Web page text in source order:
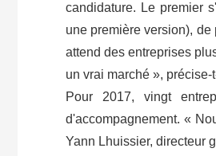
candidature. Le premier
une première version),
attend des entreprises
un vrai marché », précise-
Pour 2017, vingt
d'accompagnement. «
Yann Lhuissier, directeur